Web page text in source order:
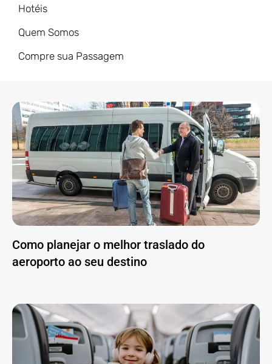
Hotéis
Quem Somos
Compre sua Passagem
Artigos Recentes
Como planejar o melhor traslado do
aeroporto ao seu destino